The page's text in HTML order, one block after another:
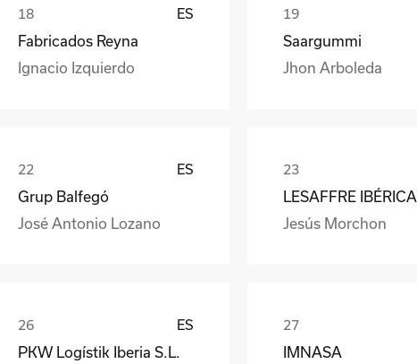
ES
Fabricados Reyna
Ignacio Izquierdo
Saargummi
Jhon Arboleda
ES
Grup Balfegó
José Antonio Lozano
LESAFFRE IBÉRICA
Jesús Morchon
ES
PKW Logístik Iberia S.L.
IMNASA